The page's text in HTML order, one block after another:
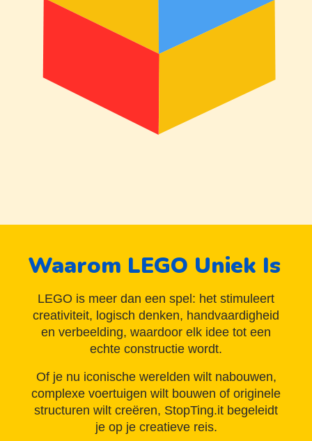
Waarom LEGO Uniek Is
LEGO is meer dan een spel: het stimuleert
creativiteit, logisch denken, handvaardigheid
en verbeelding, waardoor elk idee tot een
echte constructie wordt.
Of je nu iconische werelden wilt nabouwen,
complexe voertuigen wilt bouwen of originele
structuren wilt creëren, StopTing.it begeleidt
je op je creatieve reis.